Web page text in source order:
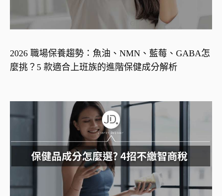
2026 職場保養趨勢：魚油、NMN、藍莓、GABA怎
麼挑？5 款適合上班族的進階保健成分解析